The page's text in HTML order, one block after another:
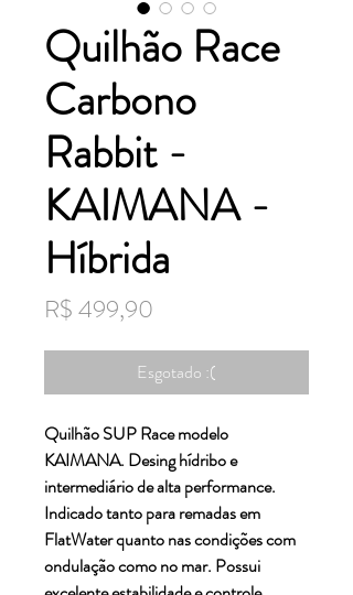
Quilhão Race
Carbono
Rabbit -
KAIMANA -
Híbrida
R$ 499,90
Esgotado :(
Quilhão SUP Race modelo
KAIMANA. Desing hídribo e
intermediário de alta performance.
Indicado tanto para remadas em
FlatWater quanto nas condições com
ondulação como no mar. Possui